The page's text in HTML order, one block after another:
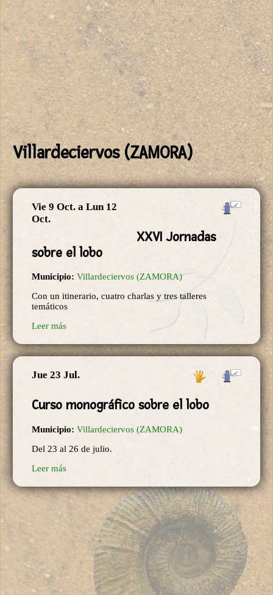
Villardeciervos (ZAMORA)
Vie 9 Oct. a Lun 12
Oct.
XXVI Jornadas
sobre el lobo
Municipio: Villardeciervos (ZAMORA)
Con un itinerario, cuatro charlas y tres talleres
temáticos
Leer más
Jue 23 Jul.
Curso monográfico sobre el lobo
Municipio: Villardeciervos (ZAMORA)
Del 23 al 26 de julio.
Leer más